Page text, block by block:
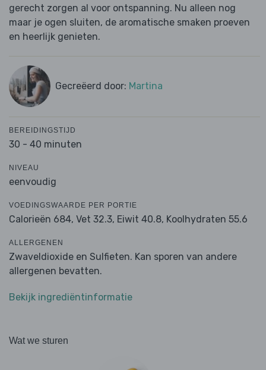
gerecht zorgen al voor ontspanning. Nu alleen nog
maar je ogen sluiten, de aromatische smaken proeven
en heerlijk genieten.
Gecreëerd door: Martina
BEREIDINGSTIJD
30 - 40 minuten
NIVEAU
eenvoudig
VOEDINGSWAARDE PER PORTIE
Calorieën 684, Vet 32.3, Eiwit 40.8, Koolhydraten 55.6
ALLERGENEN
Zwaveldioxide en Sulfieten. Kan sporen van andere
allergenen bevatten.
Bekijk ingrediëntinformatie
Wat we sturen